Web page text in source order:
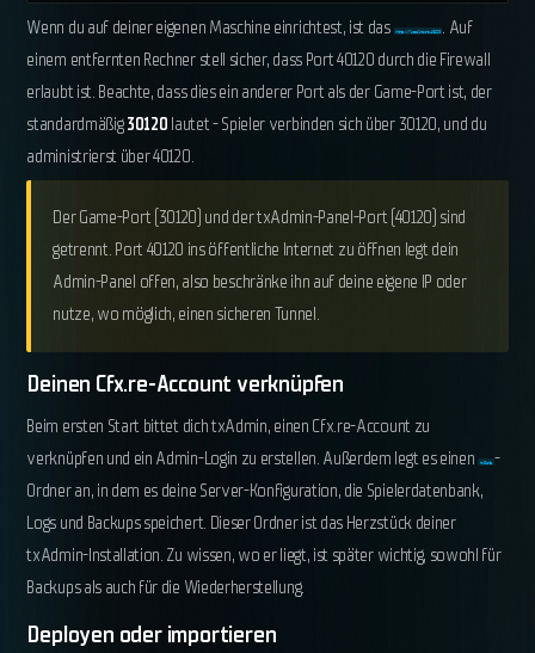
Wenn du auf deiner eigenen Maschine einrichtest, ist das http://localhost:40120 . Auf
einem entfernten Rechner stell sicher, dass Port 40120 durch die Firewall
erlaubt ist. Beachte, dass dies ein anderer Port als der Game-Port ist, der
standardmäßig30120 lautet - Spieler verbinden sich über 30120, und du
administrierst über 40120.
Der Game-Port (30120) und der txAdmin-Panel-Port (40120) sind
getrennt. Port 40120 ins öffentliche Internet zu öffnen legt dein
Admin-Panel offen, also beschränke ihn auf deine eigene IP oder
nutze, wo möglich, einen sicheren Tunnel.
Deinen Cfx.re-Account verknüpfen
Beim ersten Start bittet dich txAdmin, einen Cfx.re-Account zu
verknüpfen und ein Admin-Login zu erstellen. Außerdem legt es einen txData -
Ordner an, in dem es deine Server-Konfiguration, die Spielerdatenbank,
Logs und Backups speichert. Dieser Ordner ist das Herzstück deiner
txAdmin-Installation. Zu wissen, wo er liegt, ist später wichtig, sowohl für
Backups als auch für die Wiederherstellung.
Deployen oder importieren